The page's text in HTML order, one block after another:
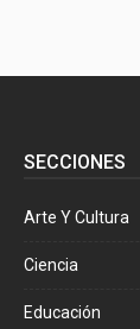
SECCIONES
Arte Y Cultura
Ciencia
Educación